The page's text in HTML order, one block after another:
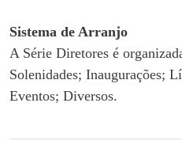
Sistema de Arranjo
A Série Diretores é
Solenidades; Inaugurações;
Eventos; Diversos.